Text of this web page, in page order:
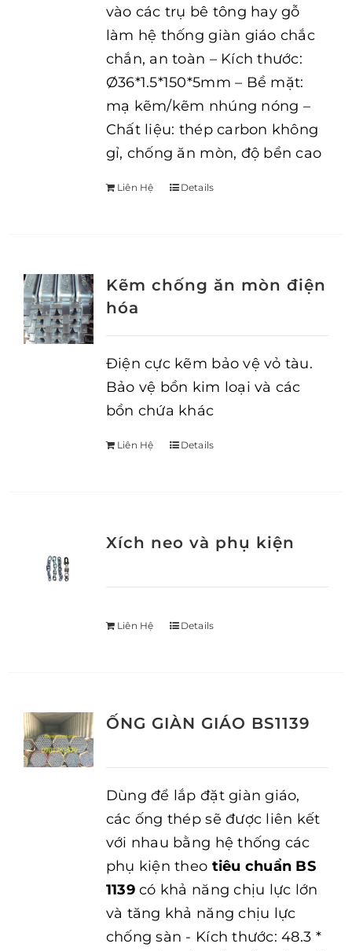
vào các trụ bê tông hay gỗ
làm hệ thống giàn giáo chắc
chắn, an toàn – Kích thước:
Ø36*1.5*150*5mm – Bề mặt:
mạ kẽm/kẽm nhúng nóng –
Chất liệu: thép carbon không
gỉ, chống ăn mòn, độ bền cao
Liên Hệ Details
Kẽm chống ăn mòn điện
hóa
Điện cực kẽm bảo vệ vỏ tàu.
Bảo vệ bồn kim loại và các
bồn chứa khác
Liên Hệ Details
Xích neo và phụ kiện
Liên Hệ Details
ỐNG GIÀN GIÁO BS1139
Dùng để lắp đặt giàn giáo,
các ống thép sẽ được liên kết
với nhau bằng hệ thống các
phụ kiện theo tiêu chuẩn BS
1139có khả năng chịu lực lớn
và tăng khả năng chịu lực
chống sàn - Kích thước: 48.3 *